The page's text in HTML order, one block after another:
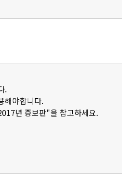
.
해야합니다.
년 증보판"을 참고하세요.